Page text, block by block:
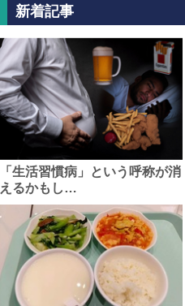
新着記事
「生活習慣病」という呼称が消
えるかもし…